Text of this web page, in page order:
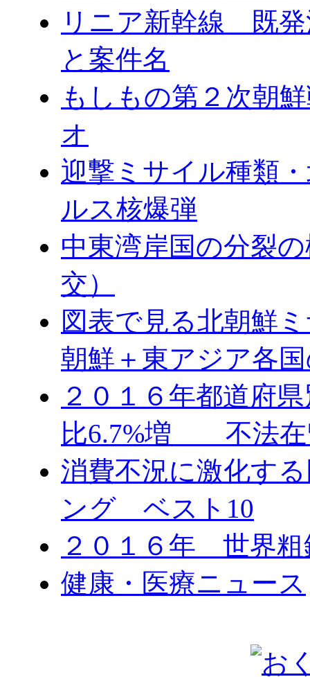
リニア新幹線 既発
と案件名
もしもの第２次朝
オ
迎撃ミサイル種類
ルス核爆弾
中東湾岸国の分裂
交）
図表で見る北朝鮮
朝鮮＋東アジア各
２０１６年都道府
比6.7%増 不法在
消費不況に激化す
ング ベスト10
２０１６年 世界粗
健康・医療ニュース